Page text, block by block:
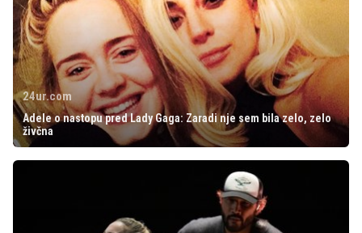
24ur.com
Adele o nastopu pred Lady Gaga: Zaradi nje sem bila zelo, zelo
živčna